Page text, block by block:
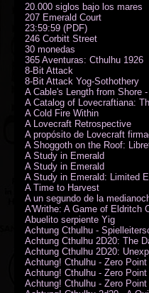
20.000 siglos bajo los mares
207 Emerald Court
23:59:59 (PDF)
246 Corbitt Street
30 monedas
365 Aventuras: Cthulhu 1926
8-Bit Attack
8-Bit Attack Yog-Sothothery
A Cable's Length from Shore
A Catalog of Lovecraftiana:
A Cold Fire Within
A Lovecraft Retrospective
A propósito de Lovecraft
A Shoggoth on the Roof:
A Study in Emerald
A Study in Emerald
A Study in Emerald: Limited
A Time to Harvest
A un segundo de la
A'Writhe: A Game of Eldritch
Abuelito serpiente Yig
Achtung Cthulhu -
Achtung Cthulhu 2D20: The
Achtung Cthulhu 2D20:
Achtung! Cthulhu - Zero Point
Achtung! Cthulhu - Zero Point
Achtung! Cthulhu - Zero Point